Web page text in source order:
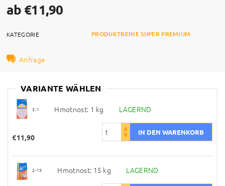
ab €11,90
KATEGORIE PRODUKTREIHE SUPER PREMIUM
Anfrage
VARIANTE WÄHLEN
2-1 Hmotnost: 1 kg LAGERND
€11,90
2-15 Hmotnost: 15 kg LAGERND